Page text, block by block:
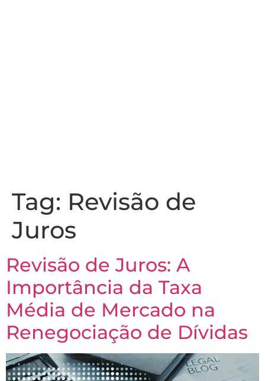
Tag: Revisão de
Juros
Revisão de Juros: A
Importância da Taxa
Média de Mercado na
Renegociação de Dívidas